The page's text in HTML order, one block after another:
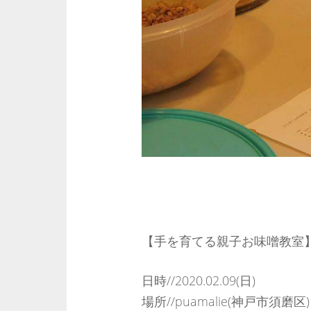
【手を育てる親子お味噌教室
日時//2020.02.09(日)
場所//puamalie(神戸市須磨区)